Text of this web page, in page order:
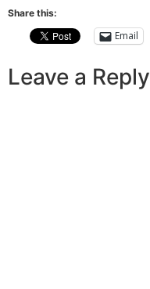
Share this:
Email
Leave a Reply